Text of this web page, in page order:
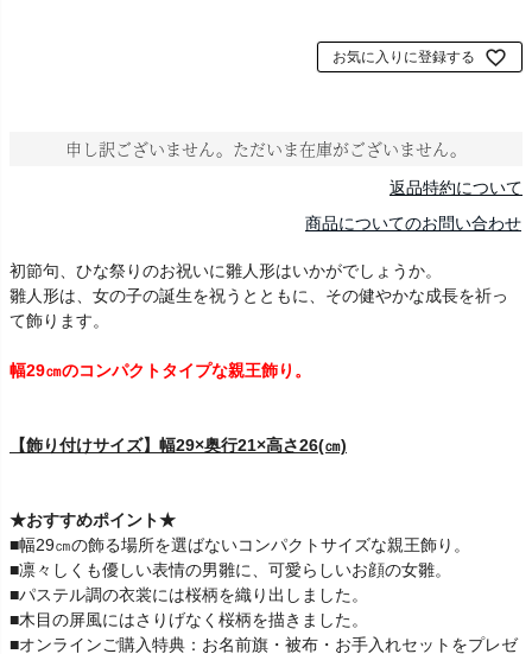
お気に入りに登録する
申し訳ございません。ただいま在庫がございません。
返品特約について
商品についてのお問い合わせ
初節句、ひな祭りのお祝いに雛人形はいかがでしょうか。
雛人形は、女の子の誕生を祝うとともに、その健やかな成長を祈っ
て飾ります。
幅29㎝のコンパクトタイプな親王飾り。
【飾り付けサイズ】幅29×奥行21×高さ26(㎝)
★おすすめポイント★
■幅29㎝の飾る場所を選ばないコンパクトサイズな親王飾り。
■凛々しくも優しい表情の男雛に、可愛らしいお顔の女雛。
■パステル調の衣裳には桜柄を織り出しました。
■木目の屏風にはさりげなく桜柄を描きました。
■オンラインご購入特典：お名前旗・被布・お手入れセットをプレゼ